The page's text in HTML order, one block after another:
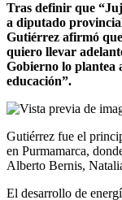
Tras definir que
a diputado
Gutiérrez afirmó
quiero llevar
Gobierno lo plantea
educación”.
Gutiérrez fue el
en Purmamarca,
Alberto Bernis,
El desarrollo de